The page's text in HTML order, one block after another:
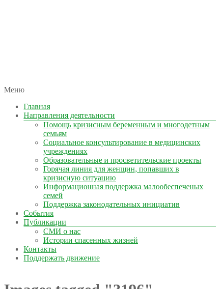
КОЛЫМА — ЗА ЖИЗНЬ
автономная некоммерческая организация
Меню
Главная
Направления деятельности
Помощь кризисным беременным и многодетным
семьям
Социальное консультирование в медицинских
учреждениях
Образовательные и просветительские проекты
Горячая линия для женщин, попавших в
кризисную ситуацию
Информационная поддержка малообеспеченых
семей
Поддержка законодательных инициатив
События
Публикации
СМИ о нас
Истории спасенных жизней
Контакты
Поддержать движение